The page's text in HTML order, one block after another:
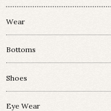
Wear
Bottoms
Shoes
Eye Wear